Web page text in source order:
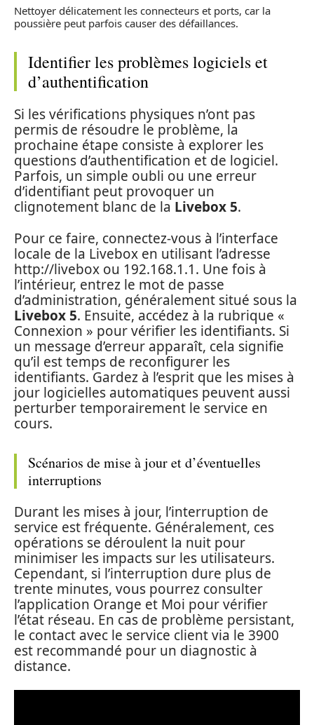
Nettoyer délicatement les connecteurs et ports, car la
poussière peut parfois causer des défaillances.
Identifier les problèmes logiciels et
d’authentification
Si les vérifications physiques n’ont pas
permis de résoudre le problème, la
prochaine étape consiste à explorer les
questions d’authentification et de logiciel.
Parfois, un simple oubli ou une erreur
d’identifiant peut provoquer un
clignotement blanc de la Livebox 5.
Pour ce faire, connectez-vous à l’interface
locale de la Livebox en utilisant l’adresse
http://livebox ou 192.168.1.1. Une fois à
l’intérieur, entrez le mot de passe
d’administration, généralement situé sous la
Livebox 5. Ensuite, accédez à la rubrique «
Connexion » pour vérifier les identifiants. Si
un message d’erreur apparaît, cela signifie
qu’il est temps de reconfigurer les
identifiants. Gardez à l’esprit que les mises à
jour logicielles automatiques peuvent aussi
perturber temporairement le service en
cours.
Scénarios de mise à jour et d’éventuelles
interruptions
Durant les mises à jour, l’interruption de
service est fréquente. Généralement, ces
opérations se déroulent la nuit pour
minimiser les impacts sur les utilisateurs.
Cependant, si l’interruption dure plus de
trente minutes, vous pourrez consulter
l’application Orange et Moi pour vérifier
l’état réseau. En cas de problème persistant,
le contact avec le service client via le 3900
est recommandé pour un diagnostic à
distance.